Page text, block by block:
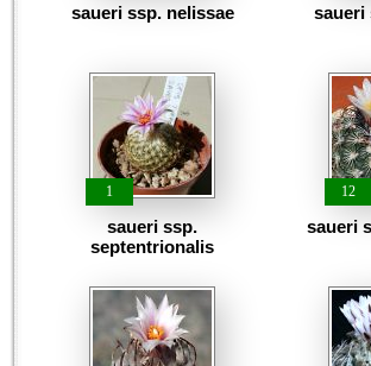
saueri ssp. nelissae saueri
1
saueri ssp.
septentrionalis
12
saueri